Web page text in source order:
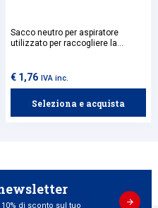
Sacco neutro per aspiratore
utilizzato per raccogliere la
dell'aspiratore.
€ 1,76 IVA inc.
Seleziona e acquista
di sconto sul tuo